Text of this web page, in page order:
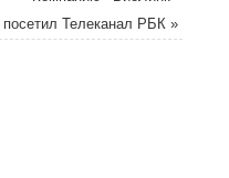
посетил Телеканал РБК»